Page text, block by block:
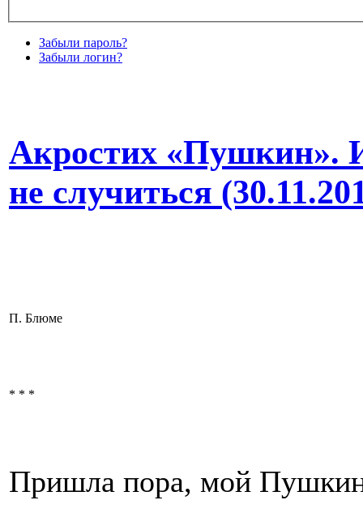
Забыли пароль?
Забыли логин?
Акростих «Пушкин».
не случиться
П. Блюме
* * *
Пришла пора, мой